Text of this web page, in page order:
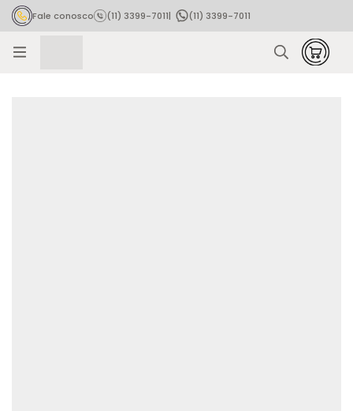
Fale conosco (11) 3399-7011|
(11) 3399-7011